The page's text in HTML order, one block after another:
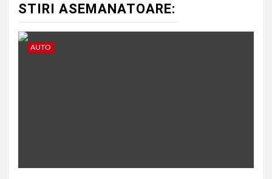
STIRI ASEMANATOARE:
AUTO